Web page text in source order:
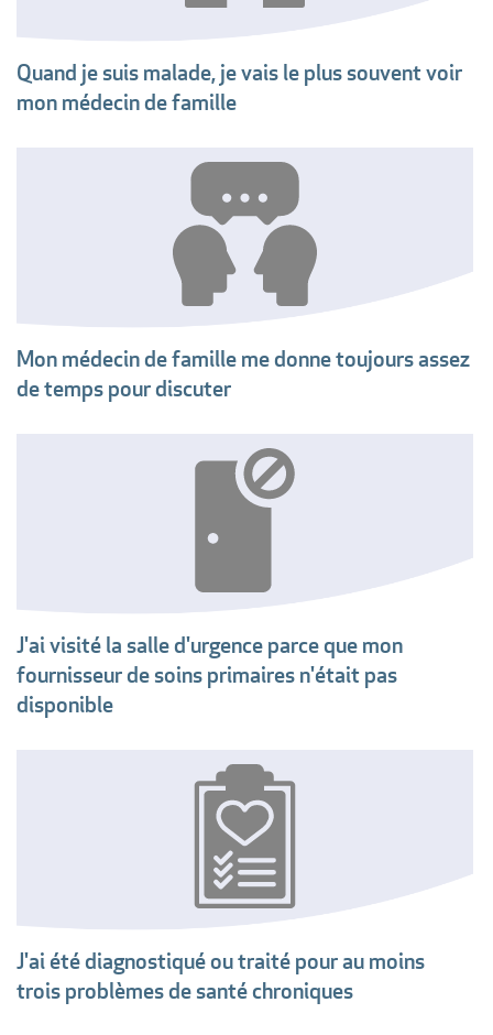
Quand je suis malade, je vais le plus souvent voir
mon médecin de famille
Mon médecin de famille me donne toujours assez
de temps pour discuter
J'ai visité la salle d'urgence parce que mon
fournisseur de soins primaires n'était pas
disponible
J'ai été diagnostiqué ou traité pour au moins
trois problèmes de santé chroniques